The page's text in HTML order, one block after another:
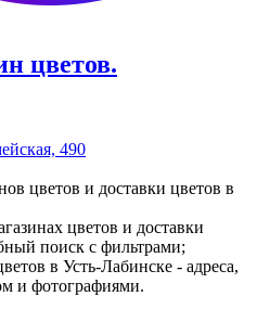
цветов.
490
цветов и доставки цветов в
цветов и доставки
поиск с фильтрами;
в Усть-Лабинске - адреса,
и фотографиями.